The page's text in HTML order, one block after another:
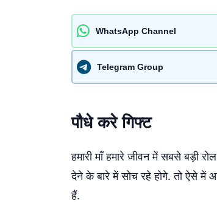
WhatsApp Channel
Telegram Group
पौधे करे गिफ्ट
हमारी माँ हमारे जीवन में सबसे बड़ी
देने के बारे में सोच रहे होगे. तो ऐसे में
हैं.